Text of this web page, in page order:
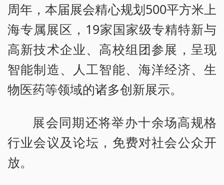
周年，本届展会精心规划500平方米上
海专属展区，19家国家级专精特新与
高新技术企业、高校组团参展，呈现
智能制造、人工智能、海洋经济、生
物医药等领域的诸多创新展示。
展会同期还将举办十余场高规格
行业会议及论坛，免费对社会公众开
放。